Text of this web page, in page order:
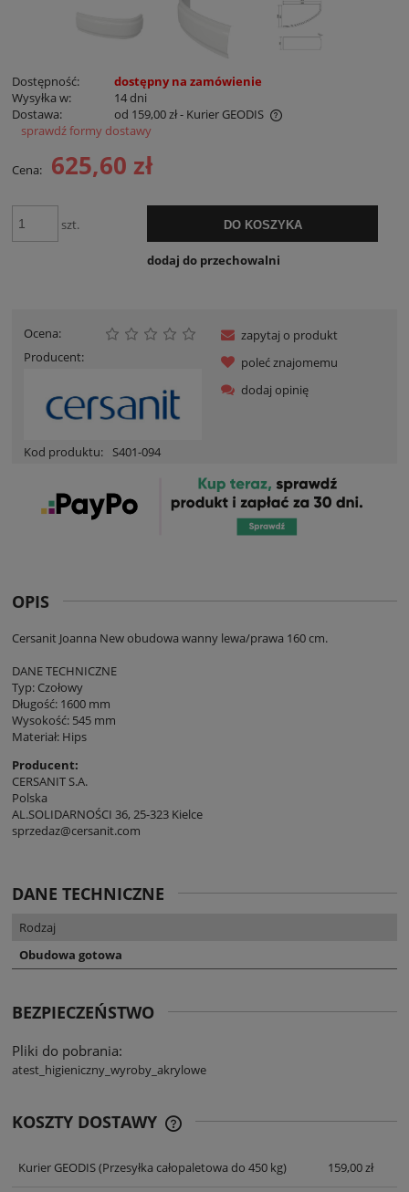
Dostępność:
dostępny na zamówienie
Wysyłka w:
14 dni
Dostawa:
od 159,00 zł- Kurier GEODIS
Cena nie zawiera ewentualnych kosztów płatności
sprawdź formy dostawy
Cena: 625,60 zł
szt. DO KOSZYKA
dodaj do przechowalni
Ocena:
Producent:
Kod produktu: S401-094
zapytaj o produkt
poleć znajomemu
dodaj opinię
OPIS
Cersanit Joanna New obudowa wanny lewa/prawa 160 cm.
DANE TECHNICZNE
Typ: Czołowy
Długość: 1600 mm
Wysokość: 545 mm
Materiał: Hips
Producent:
CERSANIT S.A.
Polska
AL.SOLIDARNOŚCI 36, 25-323 Kielce
sprzedaz@cersanit.com
DANE TECHNICZNE
Rodzaj
Obudowa gotowa
BEZPIECZEŃSTWO
Pliki do pobrania:
atest_higieniczny_wyroby_akrylowe
KOSZTY DOSTAWY
Kurier GEODIS(Przesyłka całopaletowa do 450 kg) 159,00 zł